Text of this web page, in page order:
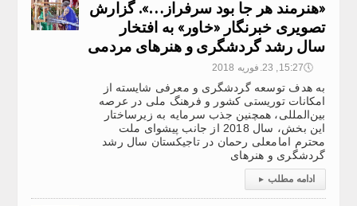
«هنرمند هر جا بود سرفراز…». گزارش
تصویری خبرنگار «خاور» به افتخار
سال رشد گردشگری و هنرهای مردمی
🕔15:27, 23.فوریه 2018
به هدف توسعه گردشگری و معرفی شایسته از
امکانات توریستی کشور و فرهنگ ملی در عرصه
بین‌المللی، همچنین جذب سرمایه به زیرساختار
این بخش، سال 2018 از جانب پیشوای ملت
محترم امامعلی رحمان در تاجیکستان سال رشد
گردشگری و هنرهای
ادامه مطلب ▸